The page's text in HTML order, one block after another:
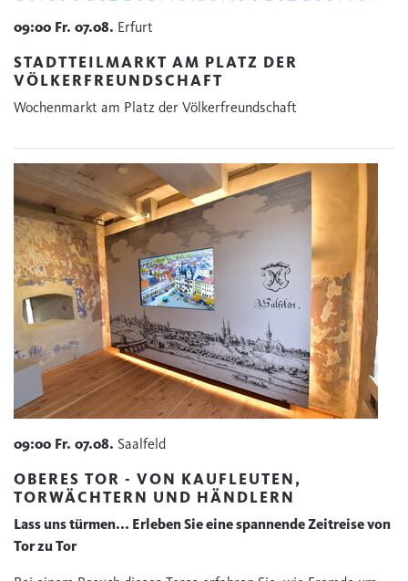
09:00 Fr. 07.08. Erfurt
STADTTEILMARKT AM PLATZ DER
VÖLKERFREUNDSCHAFT
Wochenmarkt am Platz der Völkerfreundschaft
09:00 Fr. 07.08. Saalfeld
OBERES TOR - VON KAUFLEUTEN,
TORWÄCHTERN UND HÄNDLERN
Lass uns türmen... Erleben Sie eine spannende Zeitreise von
Tor zu Tor